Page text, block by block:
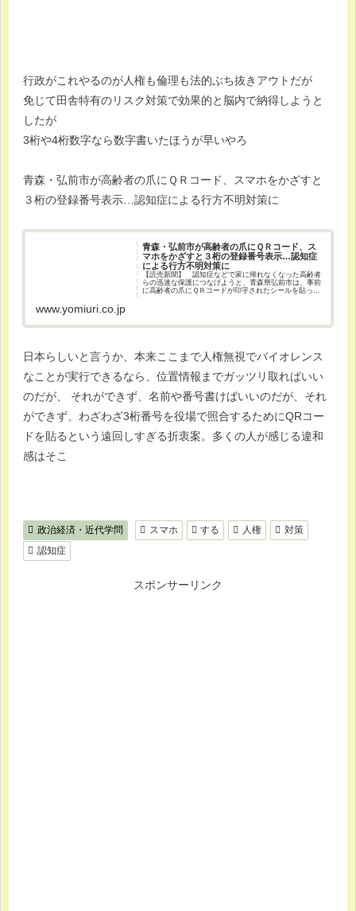
行政がこれやるのが人権も倫理も法的ぶち抜きアウトだが
免じて田舎特有のリスク対策で効果的と脳内で納得しようと
したが
3桁や4桁数字なら数字書いたほうが早いやろ
青森・弘前市が高齢者の爪にＱＲコード、スマホをかざすと
３桁の登録番号表示…認知症による行方不明対策に
青森・弘前市が高齢者の爪にＱＲコード、ス
マホをかざすと３桁の登録番号表示…認知症
による行方不明対策に
【読売新聞】 認知症などで家に帰れなくなった高齢者
らの迅速な保護につなげようと、青森県弘前市は、事前
に高齢者の爪にＱＲコードが印字されたシールを貼って
www.yomiuri.co.jp
日本らしいと言うか、本来ここまで人権無視でバイオレンス
なことが実行できるなら、位置情報までガッツリ取ればいい
のだが、 それができず、名前や番号書けばいいのだが、それ
ができず、わざわざ3桁番号を役場で照合するためにQRコー
ドを貼るという遠回しすぎる折衷案。多くの人が感じる違和
感はそこ
政治経済・近代学問 スマホ する 人権
対策
認知症
スポンサーリンク